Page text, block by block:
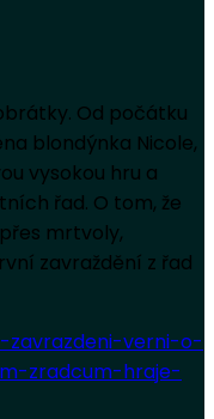
Od počátku
blondýnka Nicole,
vysokou hru a
řad. O tom, že
mrtvoly,
zavraždění z řad
verni-o-
zradcum-hraje-